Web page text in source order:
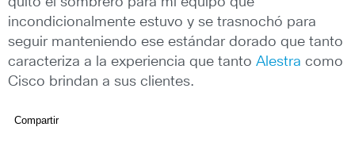
incondicionalmente estuvo y se trasnochó para
seguir manteniendo ese estándar dorado que tanto
caracteriza a la experiencia que tanto Alestra como
Cisco brindan a sus clientes.
Compartir